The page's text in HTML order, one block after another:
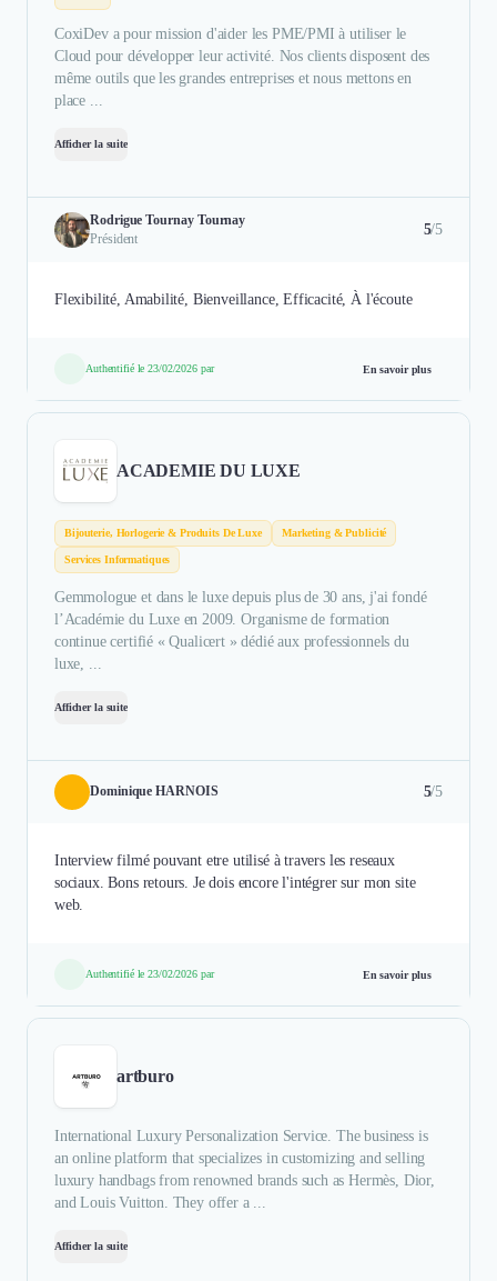
CoxiDev a pour mission d'aider les PME/PMI à utiliser le
Cloud pour développer leur activité. Nos clients disposent des
même outils que les grandes entreprises et nous mettons en
place ...
Afficher la suite
Rodrigue Tournay Tournay
Président
5/5
Flexibilité, Amabilité, Bienveillance, Efficacité, À l'écoute
Authentifié le 23/02/2026 par En savoir plus
ACADEMIE DU LUXE
Bijouterie, Horlogerie & Produits De Luxe Marketing & Publicité
Services Informatiques
Gemmologue et dans le luxe depuis plus de 30 ans, j'ai fondé
l’Académie du Luxe en 2009. Organisme de formation
continue certifié « Qualicert » dédié aux professionnels du
luxe, ...
Afficher la suite
Dominique HARNOIS 5/5
Interview filmé pouvant etre utilisé à travers les reseaux
sociaux. Bons retours. Je dois encore l'intégrer sur mon site
web.
Authentifié le 23/02/2026 par En savoir plus
artburo
International Luxury Personalization Service. The business is
an online platform that specializes in customizing and selling
luxury handbags from renowned brands such as Hermès, Dior,
and Louis Vuitton. They offer a ...
Afficher la suite